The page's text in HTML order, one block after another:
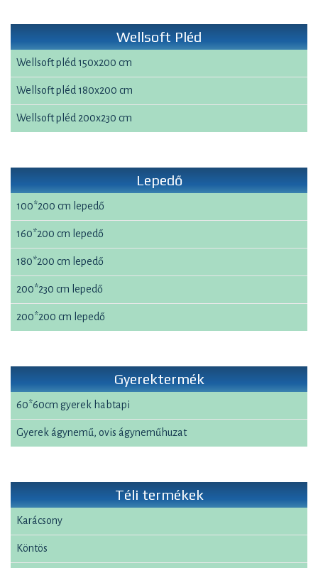
Wellsoft Pléd
Wellsoft pléd 150x200 cm
Wellsoft pléd 180x200 cm
Wellsoft pléd 200x230 cm
Lepedő
100*200 cm lepedő
160*200 cm lepedő
180*200 cm lepedő
200*230 cm lepedő
200*200 cm lepedő
Gyerektermék
60*60cm gyerek habtapi
Gyerek ágynemű, ovis ágyneműhuzat
Téli termékek
Karácsony
Köntös